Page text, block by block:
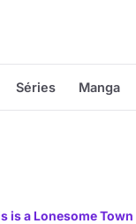
Séries Manga
is a Lonesome Town